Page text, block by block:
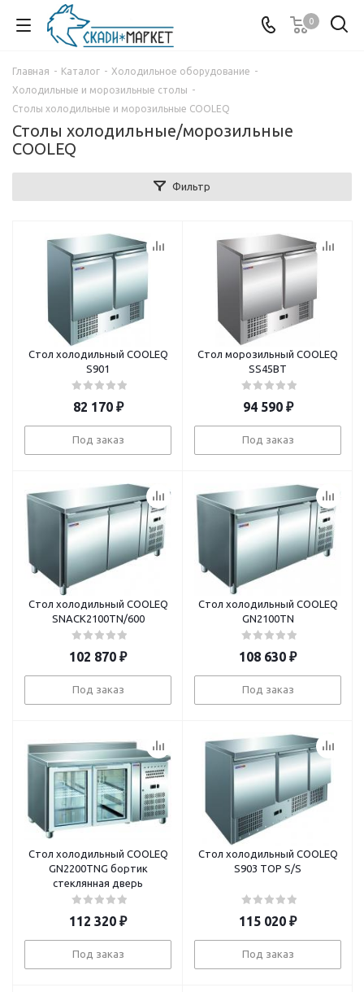
0
Главная - Каталог - Холодильное оборудование -
Холодильные и морозильные столы -
Столы холодильные и морозильные COOLEQ
Столы холодильные/морозильные
COOLEQ
Фильтр
Стол холодильный COOLEQ
S901
82 170₽
Под заказ
Стол морозильный COOLEQ
SS45BT
94 590₽
Под заказ
Стол холодильный COOLEQ
SNACK2100TN/600
102 870 ₽
Под заказ
Стол холодильный COOLEQ
GN2100TN
108 630 ₽
Под заказ
Стол холодильный COOLEQ
GN2200TNG бортик
стеклянная дверь
112 320 ₽
Под заказ
Стол холодильный COOLEQ
S903 TOP S/S
115 020 ₽
Под заказ